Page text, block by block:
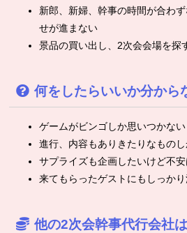
新郎、新婦、幹事の時間が合わ
せが進まない
景品の買い出し、2次会会場を探
何をしたらいいか分から
ゲームがビンゴしか思いつかない
進行、内容もありきたりなもの
サプライズも企画したいけど不安
来てもらったゲストにもしっか
他の2次会幹事代行会社